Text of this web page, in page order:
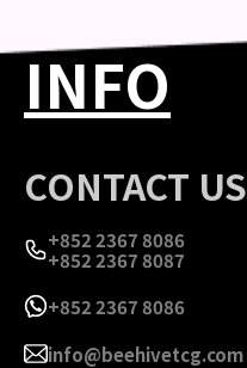
INFO
CONTACT US
+852 2367 8086
+852 2367 8087
+852 2367 8086
info@beehivetcg.com